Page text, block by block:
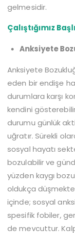
gelmesidir.
Çalıştığımız
Anksiyete
Anksiyete
eden bir endişe
durumlara karşı
kendini
durumu günlük
uğratır. Sürekli
sosyal hayatı
bozulabilir ve
yüzden kaygı
oldukça
içinde; sosyal
spesifik fobiler,
de mevcuttur.